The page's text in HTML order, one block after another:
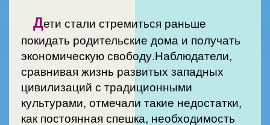
Дети стали стремиться раньше
покидать родительские дома и получать
экономическую свободу.Наблюдатели,
сравнивая жизнь развитых западных
цивилизаций с традиционными
культурами, отмечали такие недостатки,
как постоянная спешка, необходимость